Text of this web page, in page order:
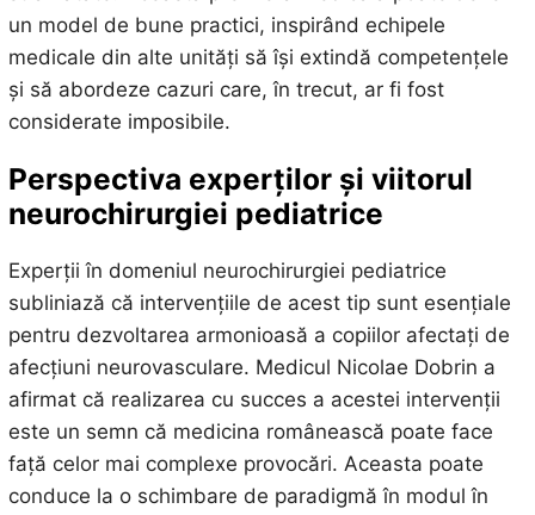
un model de bune practici, inspirând echipele
medicale din alte unități să își extindă competențele
și să abordeze cazuri care, în trecut, ar fi fost
considerate imposibile.
Perspectiva experților și viitorul
neurochirurgiei pediatrice
Experții în domeniul neurochirurgiei pediatrice
subliniază că intervențiile de acest tip sunt esențiale
pentru dezvoltarea armonioasă a copiilor afectați de
afecțiuni neurovasculare. Medicul Nicolae Dobrin a
afirmat că realizarea cu succes a acestei intervenții
este un semn că medicina românească poate face
față celor mai complexe provocări. Aceasta poate
conduce la o schimbare de paradigmă în modul în